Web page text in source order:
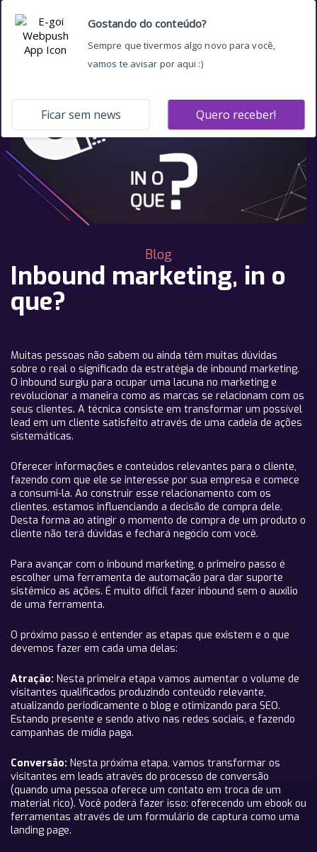
Blog
Inbound marketing, in o
que?
Muitas pessoas não sabem ou ainda têm muitas dúvidas
sobre o real o significado da estratégia de inbound marketing.
O inbound surgiu para ocupar uma lacuna no marketing e
revolucionar a maneira como as marcas se relacionam com os
seus clientes. A técnica consiste em transformar um possível
lead em um cliente satisfeito através de uma cadeia de ações
sistemáticas.
Oferecer informações e conteúdos relevantes para o cliente,
fazendo com que ele se interesse por sua empresa e comece
a consumi-la. Ao construir esse relacionamento com os
clientes, estamos influenciando a decisão de compra dele.
Desta forma ao atingir o momento de compra de um produto o
cliente não terá dúvidas e fechará negócio com você.
Para avançar com o inbound marketing, o primeiro passo é
escolher uma ferramenta de automação para dar suporte
sistêmico as ações. É muito difícil fazer inbound sem o auxílio
de uma ferramenta.
O próximo passo é entender as etapas que existem e o que
devemos fazer em cada uma delas:
Atração: Nesta primeira etapa vamos aumentar o volume de
visitantes qualificados produzindo conteúdo relevante,
atualizando periodicamente o blog e otimizando para SEO.
Estando presente e sendo ativo nas redes sociais, e fazendo
campanhas de mídia paga.
Conversão: Nesta próxima etapa, vamos transformar os
visitantes em leads através do processo de conversão
(quando uma pessoa oferece um contato em troca de um
material rico). Você poderá fazer isso: oferecendo um ebook ou
ferramentas através de um formulário de captura como uma
landing page.